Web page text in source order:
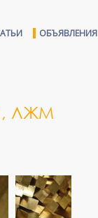
ОБЪЯВЛЕНИЯ
ЛЖМ